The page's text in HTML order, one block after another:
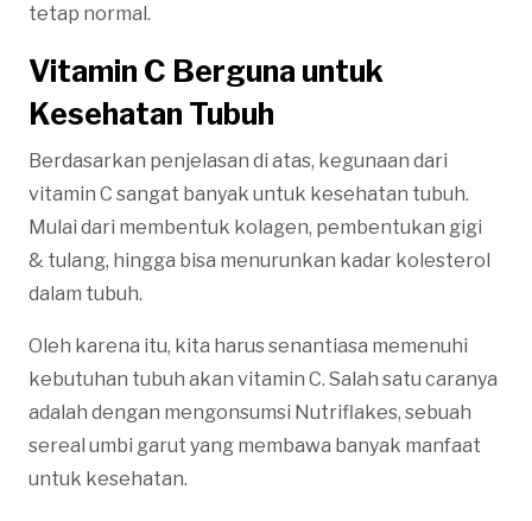
tetap normal.
Vitamin C Berguna untuk
Kesehatan Tubuh
Berdasarkan penjelasan di atas, kegunaan dari
vitamin C sangat banyak untuk kesehatan tubuh.
Mulai dari membentuk kolagen, pembentukan gigi
& tulang, hingga bisa menurunkan kadar kolesterol
dalam tubuh.
Oleh karena itu, kita harus senantiasa memenuhi
kebutuhan tubuh akan vitamin C. Salah satu caranya
adalah dengan mengonsumsi Nutriflakes, sebuah
sereal umbi garut yang membawa banyak manfaat
untuk kesehatan.